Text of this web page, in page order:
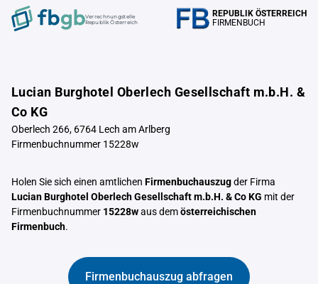
Verrechnungstelle
Republik Österreich
REPUBLIK ÖSTERREICH
FIRMENBUCH
Lucian Burghotel Oberlech Gesellschaft m.b.H. &
Co KG
Oberlech 266, 6764 Lech am Arlberg
Firmenbuchnummer 15228w
Holen Sie sich einen amtlichen Firmenbuchauszugder Firma
Lucian Burghotel Oberlech Gesellschaft m.b.H. & Co KG mit der
Firmenbuchnummer 15228waus demösterreichischen
Firmenbuch.
Firmenbuchauszug abfragen